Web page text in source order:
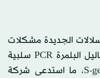
الجديدة مشكلات
كبرى، إذ يكون العديد من تحاليل البلمرة PCR سلبية
لجينة الشوكة الفيروسية S-gene، ما استدعى شركة